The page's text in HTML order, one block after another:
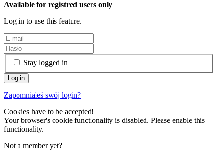
Available for registred users only
Log in to use this feature.
Stay logged in
Zapomniałeś swój login?
Cookies have to be accepted!
Your browser's cookie functionality is disabled. Please enable this
functionality.
Not a member yet?